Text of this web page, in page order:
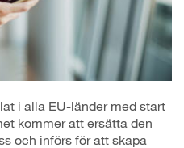
i alla EU-länder med start
kommer att ersätta den
och införs för att skapa